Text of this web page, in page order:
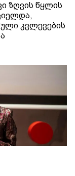
ზღვის წყლის
კვლევების